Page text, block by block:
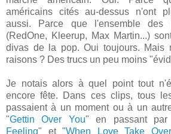
américains cités au-dessus n'ont
aussi. Parce que l'ensemble des
(RedOne, Kleerup, Max Martin...)
divas de la pop. Oui toujours. Mais
raisons ? Des trucs un peu moins
Je notais alors à quel point tout
encore fête. Dans ces clips, tous
passaient à un moment ou à un
"Gettin Over You" en passant par
Feeling" et "When Love Take Over